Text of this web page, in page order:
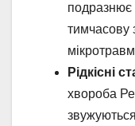
подразнює
тимчасову
Рідкісні
хвороба